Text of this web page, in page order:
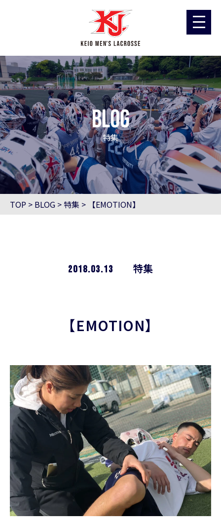
blog
特集
TOP > BLOG > 特集 > 【EMOTION】
2018.03.13 特集
【EMOTION】